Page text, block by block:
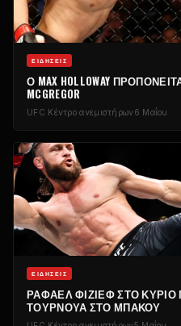
ΕΙΔΉΣΕΙΣ
Ο MAX HOLLOWAY
MCGREGOR
UFC Κέντρο ανεμιστήρων6 Μαΐου
ΕΙΔΉΣΕΙΣ
ΡΑΦΑΈΛ ΦΊΖΙΕΦ ΣΤΟ
ΤΟΥΡΝΟΥΆ ΣΤΟ ΜΠΑΚΟΎ